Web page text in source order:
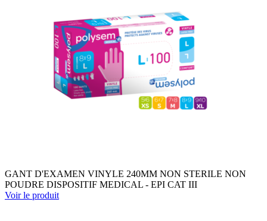
GANT D'EXAMEN VINYLE 240MM NON STERILE NON
POUDRE DISPOSITIF MEDICAL - EPI CAT III
Voir le produit